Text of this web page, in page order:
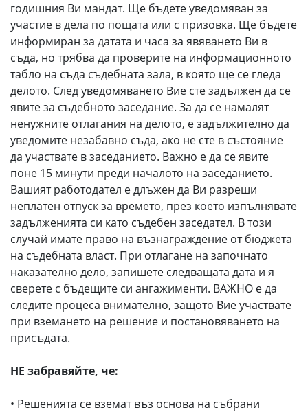
годишния Ви мандат. Ще бъдете уведомяван за
участие в дела по пощата или с призовка. Ще бъдете
информиран за датата и часа за явяването Ви в
съда, но трябва да проверите на информационното
табло на съда съдебната зала, в която ще се гледа
делото. След уведомяването Вие сте задължен да се
явите за съдебното заседание. За да се намалят
ненужните отлагания на делото, е задължително да
уведомите незабавно съда, ако не сте в състояние
да участвате в заседанието. Важно е да се явите
поне 15 минути преди началото на заседанието.
Вашият работодател е длъжен да Ви разреши
неплатен отпуск за времето, през което изпълнявате
задълженията си като съдебен заседател. В този
случай имате право на възнаграждение от бюджета
на съдебната власт. При отлагане на започнато
наказателно дело, запишете следващата дата и я
сверете с бъдещите си ангажименти. ВАЖНО е да
следите процеса внимателно, защото Вие участвате
при вземането на решение и постановяването на
присъдата.
НЕ забравяйте, че:
• Решенията се вземат въз основа на събрани